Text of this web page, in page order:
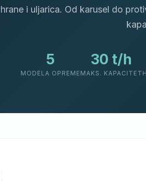
hrane i uljarica. Od karusel do
5
MODELA OPREME
30 t/h
MAKS. KAPACITET